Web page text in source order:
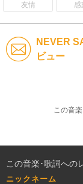
友情 感
NEVER
ビュー
この音
この音楽･歌詞への
ニックネーム